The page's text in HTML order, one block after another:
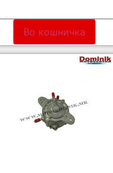
Во кошничка